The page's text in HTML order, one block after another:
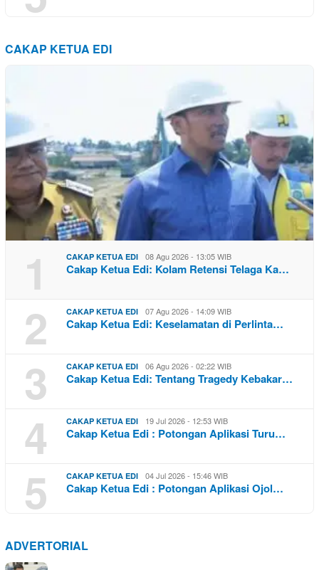
CAKAP KETUA EDI
1 CAKAP KETUA EDI 08 Agu 2026 - 13:05 WIB
Cakap Ketua Edi: Kolam Retensi Telaga Ka…
2 CAKAP KETUA EDI 07 Agu 2026 - 14:09 WIB
Cakap Ketua Edi: Keselamatan di Perlinta…
3 CAKAP KETUA EDI 06 Agu 2026 - 02:22 WIB
Cakap Ketua Edi: Tentang Tragedy Kebakar…
4 CAKAP KETUA EDI 19 Jul 2026 - 12:53 WIB
Cakap Ketua Edi : Potongan Aplikasi Turu…
5 CAKAP KETUA EDI 04 Jul 2026 - 15:46 WIB
Cakap Ketua Edi : Potongan Aplikasi Ojol…
ADVERTORIAL